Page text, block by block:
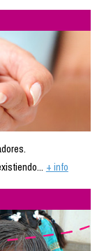
+ info